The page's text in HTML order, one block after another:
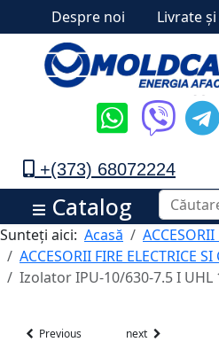
Despre noi Livrate
+(373) 68072224
Catalog
Sunteți aici: Acasă
ACCESORII FIRE ELECTRICE SI
Izolator IPU-10/630-7.5 I UHL
Previous next